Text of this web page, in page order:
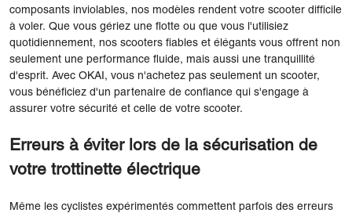
composants inviolables, nos modèles rendent votre scooter difficile
à voler. Que vous gériez une flotte ou que vous l'utilisiez
quotidiennement, nos scooters fiables et élégants vous offrent non
seulement une performance fluide, mais aussi une tranquillité
d'esprit. Avec OKAI, vous n'achetez pas seulement un scooter,
vous bénéficiez d'un partenaire de confiance qui s'engage à
assurer votre sécurité et celle de votre scooter.
Erreurs à éviter lors de la sécurisation de
votre trottinette électrique
Même les cyclistes expérimentés commettent parfois des erreurs